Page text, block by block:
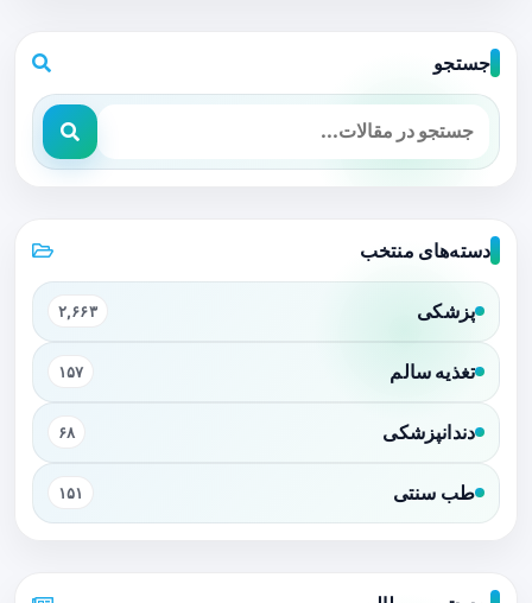
جستجو
دسته‌های منتخب
پزشکی ۲,۶۶۳
تغذیه سالم ۱۵۷
دندانپزشکی ۶۸
طب سنتی ۱۵۱